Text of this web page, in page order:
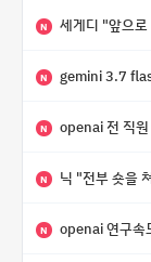
N 세게디 "앞으로 몇
N gemini 3.7
N openai 전 직원
N 닉 "전부 숏을 쳐야 할
N openai 연구속